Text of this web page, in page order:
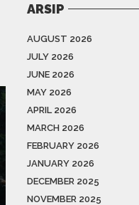
ARSIP
AUGUST 2026
JULY 2026
JUNE 2026
MAY 2026
APRIL 2026
MARCH 2026
FEBRUARY 2026
JANUARY 2026
DECEMBER 2025
NOVEMBER 2025